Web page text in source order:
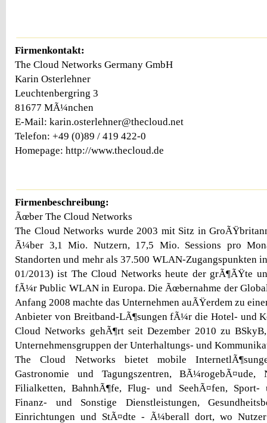
Firmenkontakt:
The Cloud Networks Germany GmbH
Karin Osterlehner
Leuchtenbergring 3
81677 MÃ¼nchen
E-Mail: karin.osterlehner@thecloud.net
Telefon: +49 (0)89 / 419 422-0
Homepage: http://www.thecloud.de
Firmenbeschreibung:
Ãœber The Cloud Networks
The Cloud Networks wurde 2003 mit Sitz in
Ã¼ber 3,1 Mio. Nutzern, 17,5 Mio. Sessions pro
Standorten und mehr als 37.500 WLAN-Zugangspunkten
01/2013) ist The Cloud Networks heute der grÃ¶ÃŸte
fÃ¼r Public WLAN in Europa. Die Ãœbernahme der
Anfang 2008 machte das Unternehmen auÃŸerdem zu
Anbieter von Breitband-LÃ¶sungen fÃ¼r die Hotel- und
Cloud Networks gehÃ¶rt seit Dezember 2010 zu
Unternehmensgruppen der Unterhaltungs- und
The Cloud Networks bietet mobile
Gastronomie und Tagungszentren, BÃ¼rogebÃ¤ude,
Filialketten, BahnhÃ¶fe, Flug- und SeehÃ¤fen, Sport-
Finanz- und Sonstige Dienstleistungen,
Einrichtungen und StÃ¤dte - Ã¼berall dort, wo